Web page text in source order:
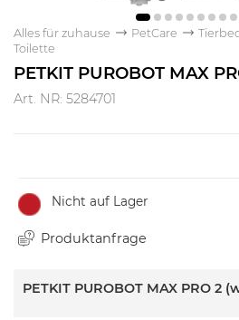
Alles für zuhause PetCare
Toilette
PETKIT PUROBOT MAX
Art. NR: 5284701
Nicht auf Lager
Produktanfrage
PETKIT PUROBOT MAX PRO 2